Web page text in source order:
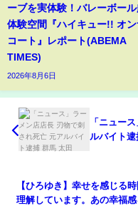
ーブを実体験！バレーボール
体験空間『ハイキュー!! オン
コート』レポート(ABEMA
TIMES)
2026年8月6日
「ニュー
ルバイト逮
【ひろゆき】幸せを感じる
理解しています。あの幸福